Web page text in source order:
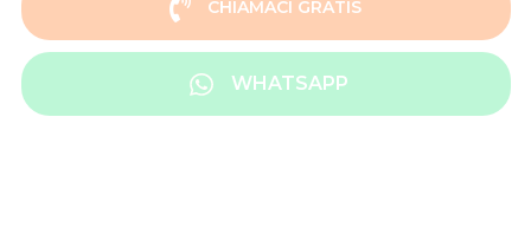
CHIAMACI GRATIS
WHATSAPP